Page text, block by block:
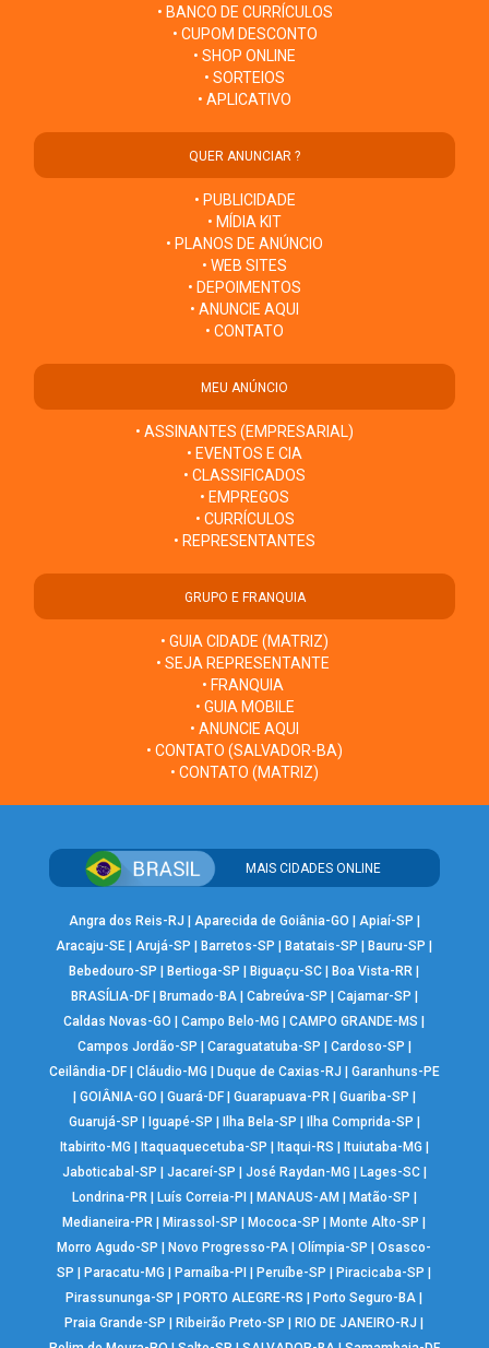
• BANCO DE CURRÍCULOS
• CUPOM DESCONTO
• SHOP ONLINE
• SORTEIOS
• APLICATIVO
QUER ANUNCIAR ?
• PUBLICIDADE
• MÍDIA KIT
• PLANOS DE ANÚNCIO
• WEB SITES
• DEPOIMENTOS
• ANUNCIE AQUI
• CONTATO
MEU ANÚNCIO
• ASSINANTES (EMPRESARIAL)
• EVENTOS E CIA
• CLASSIFICADOS
• EMPREGOS
• CURRÍCULOS
• REPRESENTANTES
GRUPO E FRANQUIA
• GUIA CIDADE (MATRIZ)
• SEJA REPRESENTANTE
• FRANQUIA
• GUIA MOBILE
• ANUNCIE AQUI
• CONTATO (SALVADOR-BA)
• CONTATO (MATRIZ)
MAIS CIDADES ONLINE
Angra dos Reis-RJ Aparecida de Goiânia-GO Apiaí-SP
Aracaju-SE |Arujá-SP Barretos-SP Batatais-SP Bauru-SP
Bebedouro-SP
Bertioga-SP Biguaçu-SC Boa Vista-RR
BRASÍLIA-DF| Brumado-BA| Cabreúva-SP Cajamar-SP
Caldas Novas-GO
|Campo Belo-MG |CAMPO GRANDE-MS
Campos Jordão-SP
Caraguatatuba-SP Cardoso-SP
Ceilândia-DF| Cláudio-MG Duque de Caxias-RJ
Garanhuns-PE
GOIÂNIA-GO Guará-DF| Guarapuava-PR| Guariba-SP
Guarujá-SP
Iguapé-SP Ilha Bela-SP Ilha Comprida-SP
Itabirito-MG
Itaquaquecetuba-SP Itaqui-RS Ituiutaba-MG
Jaboticabal-SP
Jacareí-SP José Raydan-MG Lages-SC|
Londrina-PR| Luís Correia-PI MANAUS-AM Matão-SP
Medianeira-PR
Mirassol-SP Mococa-SP Monte Alto-SP
Morro Agudo-SP
Novo Progresso-PA |Olímpia-SP |Osasco-
SP
Paracatu-MG Parnaíba-PI Peruíbe-SP Piracicaba-SP
Pirassununga-SP
PORTO ALEGRE-RS Porto Seguro-BA
Praia Grande-SP
Ribeirão Preto-SP RIO DE JANEIRO-RJ